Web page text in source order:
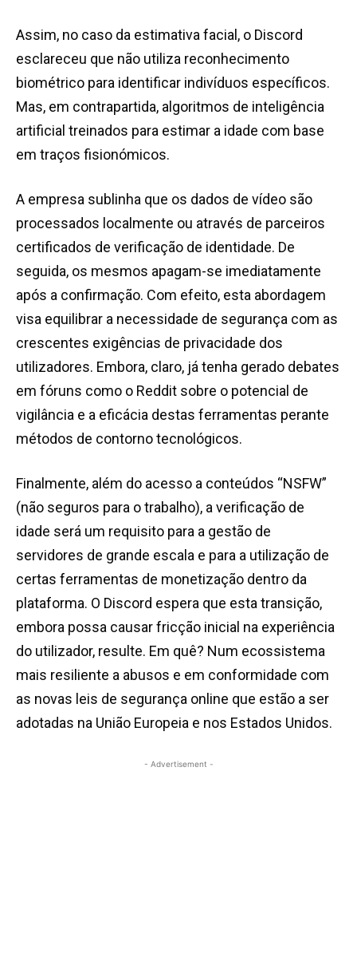
Assim, no caso da estimativa facial, o Discord
esclareceu que não utiliza reconhecimento
biométrico para identificar indivíduos específicos.
Mas, em contrapartida, algoritmos de inteligência
artificial treinados para estimar a idade com base
em traços fisionómicos.
A empresa sublinha que os dados de vídeo são
processados localmente ou através de parceiros
certificados de verificação de identidade. De
seguida, os mesmos apagam-se imediatamente
após a confirmação. Com efeito, esta abordagem
visa equilibrar a necessidade de segurança com as
crescentes exigências de privacidade dos
utilizadores. Embora, claro, já tenha gerado debates
em fóruns como o Reddit sobre o potencial de
vigilância e a eficácia destas ferramentas perante
métodos de contorno tecnológicos.
Finalmente, além do acesso a conteúdos “NSFW”
(não seguros para o trabalho), a verificação de
idade será um requisito para a gestão de
servidores de grande escala e para a utilização de
certas ferramentas de monetização dentro da
plataforma. O Discord espera que esta transição,
embora possa causar fricção inicial na experiência
do utilizador, resulte. Em quê? Num ecossistema
mais resiliente a abusos e em conformidade com
as novas leis de segurança online que estão a ser
adotadas na União Europeia e nos Estados Unidos.
- Advertisement -